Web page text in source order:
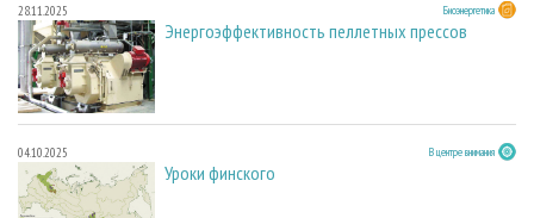
28.11.2025 Биоэнергетика
Энергоэффективность пеллетных прессов
04.10.2025 В центре внимания
Уроки финского